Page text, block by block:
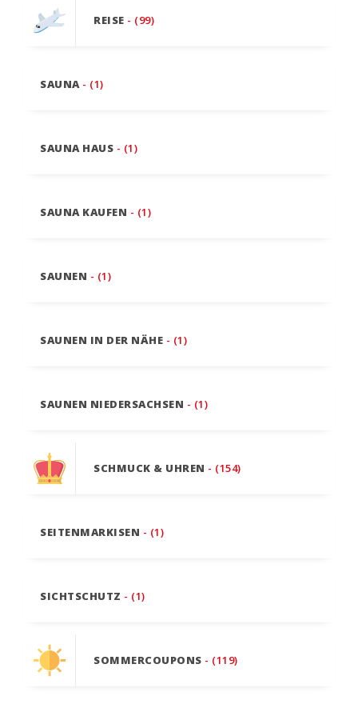
REISE - (99)
SAUNA - (1)
SAUNA HAUS - (1)
SAUNA KAUFEN - (1)
SAUNEN - (1)
SAUNEN IN DER NÄHE - (1)
SAUNEN NIEDERSACHSEN - (1)
SCHMUCK & UHREN - (154)
SEITENMARKISEN - (1)
SICHTSCHUTZ - (1)
SOMMERCOUPONS - (119)